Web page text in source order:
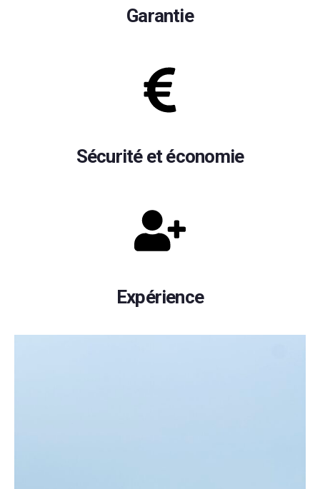
Garantie
Sécurité et économie
Expérience